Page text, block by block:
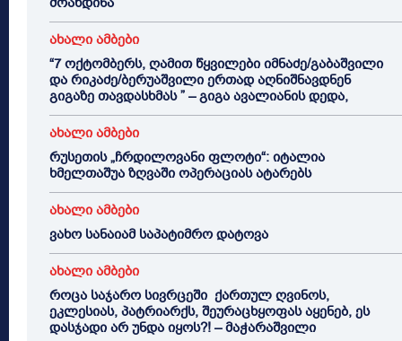
ახალი ამბები
“7 ოქტომბერს, ღამით წყვილები იმნაძე/გაბაშვილი
და რიკაძე/ბერუაშვილი ერთად აღნიშნავდნენ
გიგაზე თავდასხმას ” – გიგა ავალიანის დედა,
ახალი ამბები
რუსეთის „ჩრდილოვანი ფლოტი“: იტალია
ხმელთაშუა ზღვაში ოპერაციას ატარებს
ახალი ამბები
ვახო სანაიამ საპატიმრო დატოვა
ახალი ამბები
როცა საჯარო სივრცეში ქართულ ღვინოს,
ეკლესიას, პატრიარქს, შეურაცხყოფას აყენებ, ეს
დასჯადი არ უნდა იყოს?! – მაჭარაშვილი